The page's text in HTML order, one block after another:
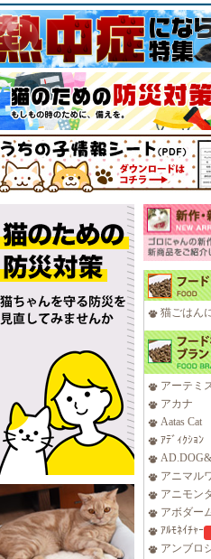
猫ごはん
アーテミ
アカナ
Aatas Cat
ｱﾃﾞｨｸｼｮﾝ
アニマル
アニモン
アボダー
ｱﾙﾓﾈｲﾁｬｰ
アンブロ